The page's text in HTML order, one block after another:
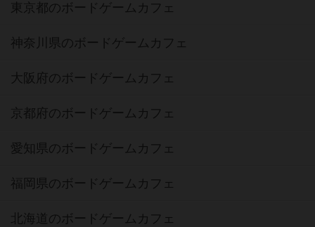
東京都のボードゲームカフェ
神奈川県のボードゲームカフェ
大阪府のボードゲームカフェ
京都府のボードゲームカフェ
愛知県のボードゲームカフェ
福岡県のボードゲームカフェ
北海道のボードゲームカフェ